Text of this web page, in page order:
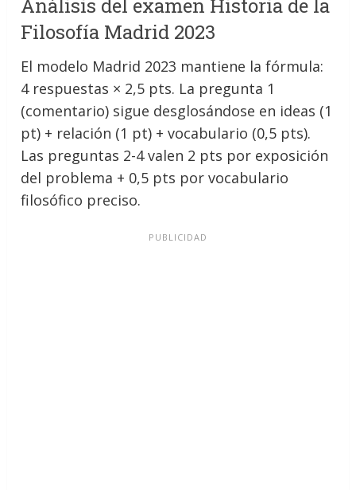
Análisis del examen Historia de la
Filosofía Madrid 2023
El modelo Madrid 2023 mantiene la fórmula:
4 respuestas × 2,5 pts. La pregunta 1
(comentario) sigue desglosándose en ideas (1
pt) + relación (1 pt) + vocabulario (0,5 pts).
Las preguntas 2-4 valen 2 pts por exposición
del problema + 0,5 pts por vocabulario
filosófico preciso.